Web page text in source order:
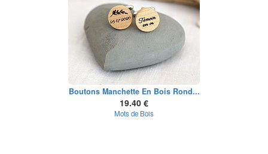
Boutons Manchette En Bois Rond...
19.40 €
Mots de Bois